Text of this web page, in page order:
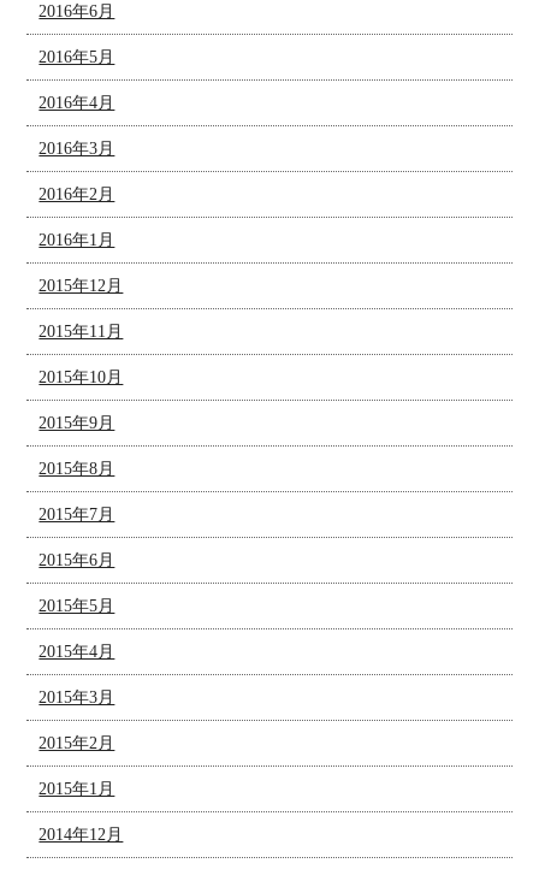
2016年6月
2016年5月
2016年4月
2016年3月
2016年2月
2016年1月
2015年12月
2015年11月
2015年10月
2015年9月
2015年8月
2015年7月
2015年6月
2015年5月
2015年4月
2015年3月
2015年2月
2015年1月
2014年12月